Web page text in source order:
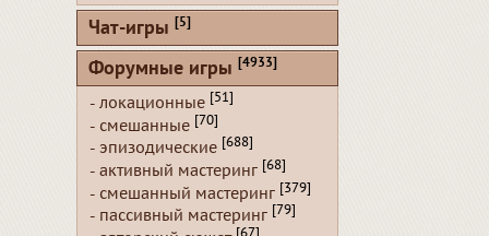
Чат-игры [5]
Форумные игры [4933]
- локационные [51]
- смешанные [70]
- эпизодические [688]
- активный мастеринг [68]
- смешанный мастеринг [379]
- пассивный мастеринг [79]
[67]